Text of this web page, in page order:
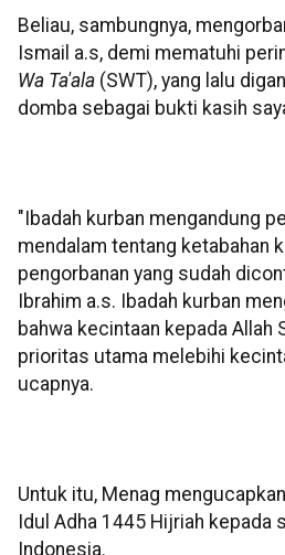
Beliau, sambungnya,
Ismail a.s, demi mematuhi
Wa Ta'ala (SWT), yang lalu
domba sebagai bukti kasih
"Ibadah kurban mengandung
mendalam tentang ketabahan
pengorbanan yang sudah
Ibrahim a.s. Ibadah kurban
bahwa kecintaan kepada Allah
prioritas utama melebihi
ucapnya.
Untuk itu, Menag
Idul Adha 1445 Hijriah kepada
Indonesia.